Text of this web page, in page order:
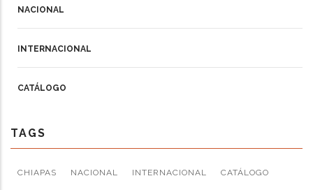
NACIONAL
INTERNACIONAL
CATÁLOGO
TAGS
CHIAPAS NACIONAL INTERNACIONAL CATÁLOGO